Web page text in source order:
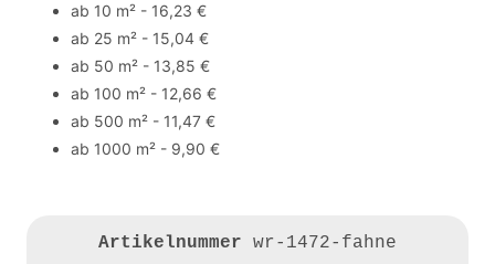
ab 10 m² - 16,23 €
ab 25 m² - 15,04 €
ab 50 m² - 13,85 €
ab 100 m² - 12,66 €
ab 500 m² - 11,47 €
ab 1000 m² - 9,90 €
Artikelnummer wr-1472-fahne